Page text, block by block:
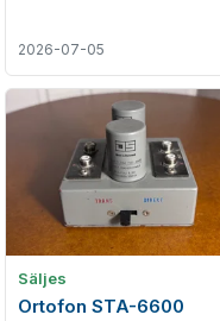
2026-07-05
Säljes
Ortofon STA-6600